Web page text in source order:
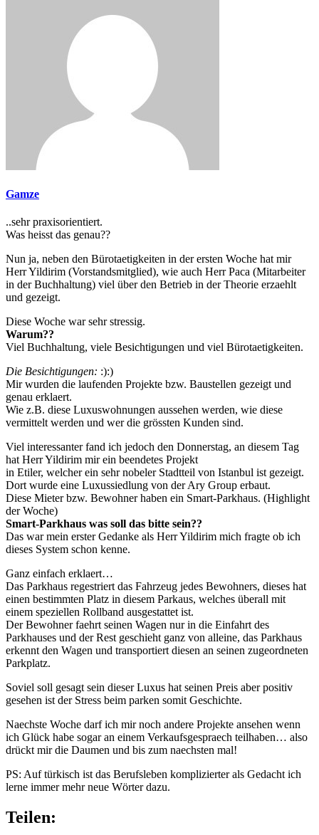
Gamze
..sehr praxisorientiert.
Was heisst das genau??
Nun ja, neben den Bürotaetigkeiten in der ersten Woche hat mir
Herr Yildirim (Vorstandsmitglied), wie auch Herr Paca (Mitarbeiter
in der Buchhaltung) viel über den Betrieb in der Theorie erzaehlt
und gezeigt.
Diese Woche war sehr stressig.
Warum??
Viel Buchhaltung, viele Besichtigungen und viel Bürotaetigkeiten.
Die Besichtigungen: :):)
Mir wurden die laufenden Projekte bzw. Baustellen gezeigt und
genau erklaert.
Wie z.B. diese Luxuswohnungen aussehen werden, wie diese
vermittelt werden und wer die grössten Kunden sind.
Viel interessanter fand ich jedoch den Donnerstag, an diesem Tag
hat Herr Yildirim mir ein beendetes Projekt
in Etiler, welcher ein sehr nobeler Stadtteil von Istanbul ist gezeigt.
Dort wurde eine Luxussiedlung von der Ary Group erbaut.
Diese Mieter bzw. Bewohner haben ein Smart-Parkhaus. (Highlight
der Woche)
Smart-Parkhaus was soll das bitte sein??
Das war mein erster Gedanke als Herr Yildirim mich fragte ob ich
dieses System schon kenne.
Ganz einfach erklaert…
Das Parkhaus regestriert das Fahrzeug jedes Bewohners, dieses hat
einen bestimmten Platz in diesem Parkaus, welches überall mit
einem speziellen Rollband ausgestattet ist.
Der Bewohner faehrt seinen Wagen nur in die Einfahrt des
Parkhauses und der Rest geschieht ganz von alleine, das Parkhaus
erkennt den Wagen und transportiert diesen an seinen zugeordneten
Parkplatz.
Soviel soll gesagt sein dieser Luxus hat seinen Preis aber positiv
gesehen ist der Stress beim parken somit Geschichte.
Naechste Woche darf ich mir noch andere Projekte ansehen wenn
ich Glück habe sogar an einem Verkaufsgespraech teilhaben… also
drückt mir die Daumen und bis zum naechsten mal!
PS: Auf türkisch ist das Berufsleben komplizierter als Gedacht ich
lerne immer mehr neue Wörter dazu.
Teilen: